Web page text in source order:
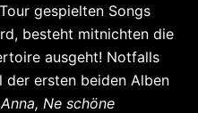
gespielten Songs
besteht mitnichten die
ausgeht! Notfalls
ersten beiden Alben
Anna, Ne schöne